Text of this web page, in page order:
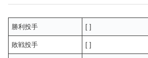
勝利投手 [ ]
敗戦投手 [ ]